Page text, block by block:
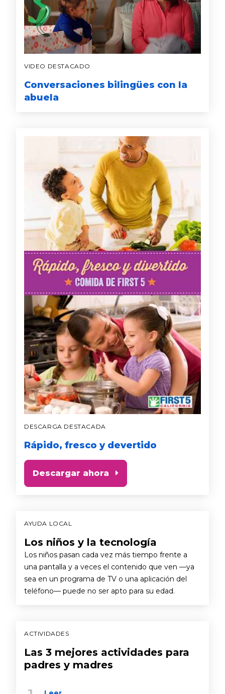
VIDEO DESTACADO
Conversaciones bilingües con la
abuela
DESCARGA DESTACADA
Rápido, fresco y devertido
Descargar ahora
AYUDA LOCAL
Los niños y la tecnología
Los niños pasan cada vez más tiempo frente a
una pantalla y a veces el contenido que ven —ya
sea en un programa de TV o una aplicación del
teléfono— puede no ser apto para su edad.
ACTIVIDADES
Las 3 mejores actividades para
padres y madres